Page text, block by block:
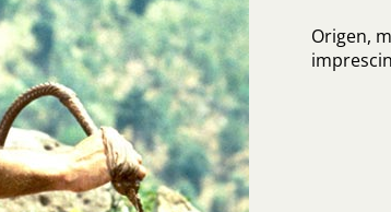
Origen,